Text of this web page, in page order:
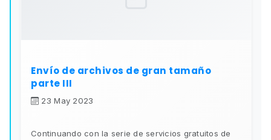
Envío de archivos de gran tamaño
parte III
23 May 2023
Continuando con la serie de servicios gratuitos de